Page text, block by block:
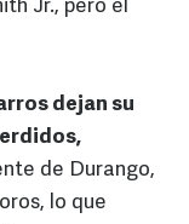
Jr., pero el
dejan su
de Durango,
lo que